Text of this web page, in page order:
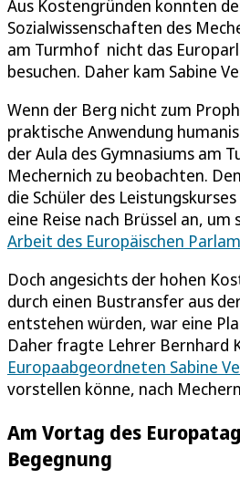
Aus Kostengründen konnten
Sozialwissenschaften des
am Turmhof nicht das
besuchen. Daher kam Sabine
Wenn der Berg nicht zum
praktische Anwendung
der Aula des Gymnasiums am
Mechernich zu beobachten.
die Schüler des
eine Reise nach Brüssel an,
Arbeit des Europäischen
Doch angesichts der hohen
durch einen Bustransfer aus
entstehen würden, war eine
Daher fragte Lehrer Bernhard
Europaabgeordneten Sabine
vorstellen könne, nach
Am Vortag des
Begegnung